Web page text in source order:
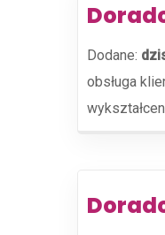
Dodane:
obsługa